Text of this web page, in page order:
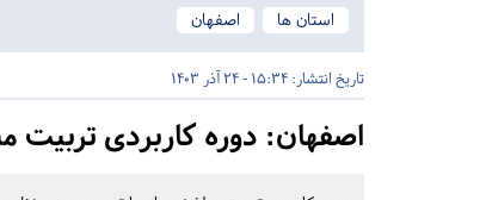
استان ها اصفهان
تاریخ انتشار: 15:34 - 24 آذر 1403
اصفهان: دوره کاربردی تربیت